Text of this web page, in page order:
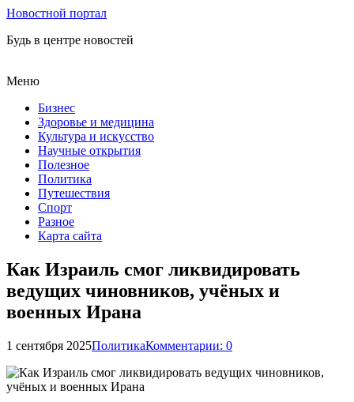
Новостной портал
Будь в центре новостей
Меню
Бизнес
Здоровье и медицина
Культура и искусство
Научные открытия
Полезное
Политика
Путешествия
Спорт
Разное
Карта сайта
Как Израиль смог ликвидировать
ведущих чиновников, учёных и
военных Ирана
1 сентября 2025ПолитикаКомментарии: 0